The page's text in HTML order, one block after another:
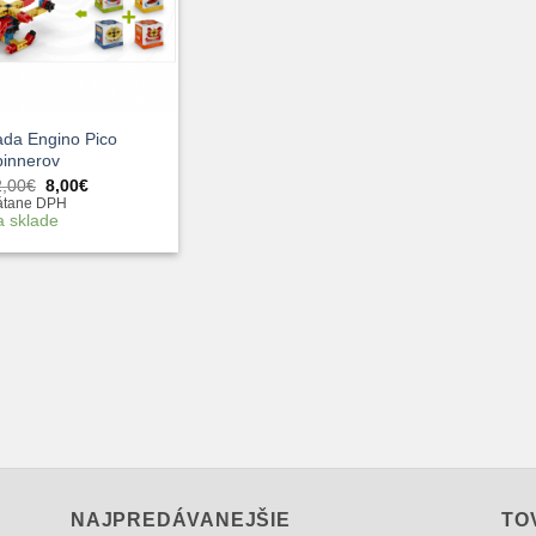
Engino Pico
€ Pôvodná
cena
bola:
8,00€Aktuálna
DPH
sklade
NAJPREDÁVANEJŠIE